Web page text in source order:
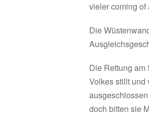
vieler coming of
Die
Die Rettung am
Volkes stillt und
doch bitten sie